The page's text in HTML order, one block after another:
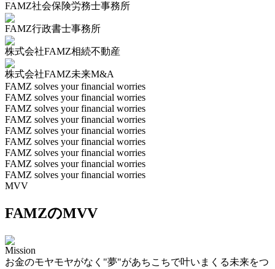
FAMZ社会保険労務士事務所
FAMZ行政書士事務所
株式会社FAMZ相続不動産
株式会社FAMZ未来M&A
FAMZ solves your financial worries
FAMZ solves your financial worries
FAMZ solves your financial worries
FAMZ solves your financial worries
FAMZ solves your financial worries
FAMZ solves your financial worries
FAMZ solves your financial worries
FAMZ solves your financial worries
FAMZ solves your financial worries
MVV
FAMZのMVV
Mission
お金のモヤモヤがなく"夢"があちこちで叶いまくる未来をつ